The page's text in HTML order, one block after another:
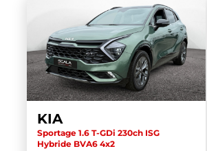
KIA
Sportage 1.6 T-GDi 230ch ISG
Hybride BVA6 4x2